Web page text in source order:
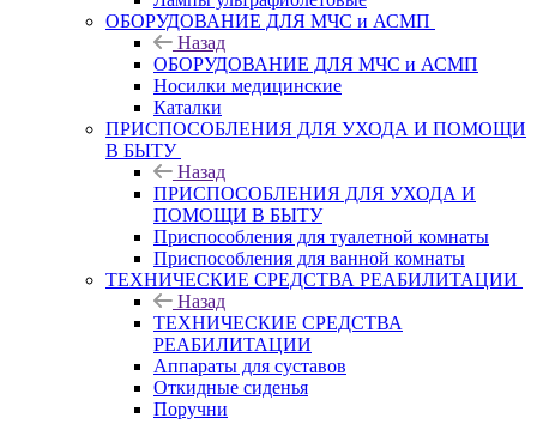
ОБОРУДОВАНИЕ ДЛЯ МЧС и АСМП
Назад
ОБОРУДОВАНИЕ ДЛЯ МЧС и АСМП
Носилки медицинские
Каталки
ПРИСПОСОБЛЕНИЯ ДЛЯ УХОДА И ПОМОЩИ
В БЫТУ
Назад
ПРИСПОСОБЛЕНИЯ ДЛЯ УХОДА И
ПОМОЩИ В БЫТУ
Приспособления для туалетной комнаты
Приспособления для ванной комнаты
ТЕХНИЧЕСКИЕ СРЕДСТВА РЕАБИЛИТАЦИИ
Назад
ТЕХНИЧЕСКИЕ СРЕДСТВА
РЕАБИЛИТАЦИИ
Аппараты для суставов
Откидные сиденья
Поручни